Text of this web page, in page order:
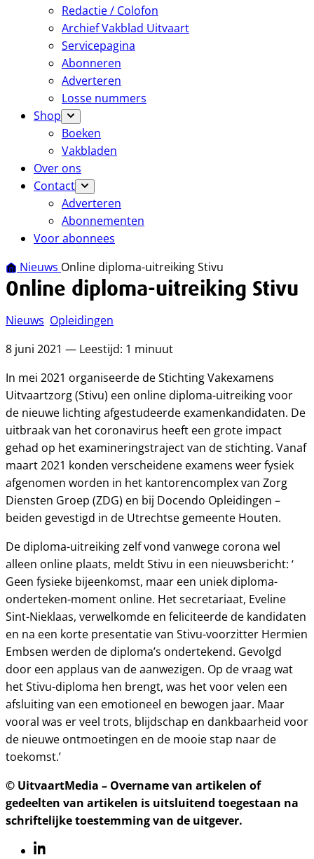
Redactie / Colofon
Archief Vakblad Uitvaart
Servicepagina
Abonneren
Adverteren
Losse nummers
Shop
Boeken
Vakbladen
Over ons
Contact
Adverteren
Abonnementen
Voor abonnees
Nieuws Online diploma-uitreiking Stivu
Online diploma-uitreiking Stivu
Nieuws Opleidingen
8 juni 2021 — Leestijd: 1 minuut
In mei 2021 organiseerde de Stichting Vakexamens
Uitvaartzorg (Stivu) een online diploma-uitreiking voor
de nieuwe lichting afgestudeerde examenkandidaten. De
uitbraak van het coronavirus heeft een grote impact
gehad op het examineringstraject van de stichting. Vanaf
maart 2021 konden verscheidene examens weer fysiek
afgenomen worden in het kantorencomplex van Zorg
Diensten Groep (ZDG) en bij Docendo Opleidingen –
beiden gevestigd in de Utrechtse gemeente Houten.
De diploma-uitreiking zelf vond vanwege corona wel
alleen online plaats, meldt Stivu in een nieuwsbericht: ‘
Geen fysieke bijeenkomst, maar een uniek diploma-
onderteken-moment online. Het secretariaat, Eveline
Sint-Nieklaas, verwelkomde en feliciteerde de kandidaten
en na een korte presentatie van Stivu-voorzitter Hermien
Embsen werden de diploma’s ondertekend. Gevolgd
door een applaus van de aanwezigen. Op de vraag wat
het Stivu-diploma hen brengt, was het voor velen een
afsluiting van een emotioneel en bewogen jaar. Maar
vooral was er veel trots, blijdschap en dankbaarheid voor
de nieuwe ontmoetingen en de mooie stap naar de
toekomst.’
© UitvaartMedia – Overname van artikelen of
gedeelten van artikelen is uitsluitend toegestaan na
schriftelijke toestemming van de uitgever.
Linkedin